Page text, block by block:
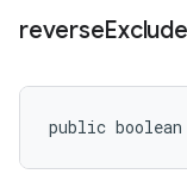
reverseExclude
public